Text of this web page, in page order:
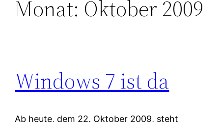
Monat: Oktober 2009
Windows 7 ist da
Ab heute, dem 22. Oktober 2009, steht